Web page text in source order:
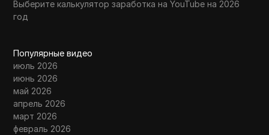
Выберите калькулятор заработка на YouTube на 2026
год
Популярные видео
июль 2026
июнь 2026
май 2026
апрель 2026
март 2026
февраль 2026